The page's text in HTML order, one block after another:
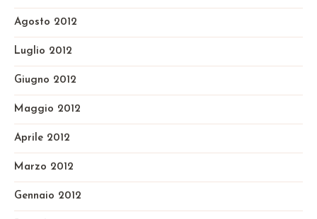
Agosto 2012
Luglio 2012
Giugno 2012
Maggio 2012
Aprile 2012
Marzo 2012
Gennaio 2012